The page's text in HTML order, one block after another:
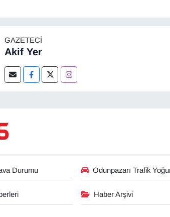
GAZETECI
Akif Yer
Durumu Odunpazarı Trafik
Haber Arşivi